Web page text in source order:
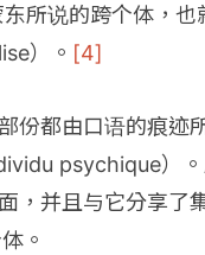
所说的跨个体，
）。 [4]
份都由口语的痕迹
psychique）
，并且与它分享了
。